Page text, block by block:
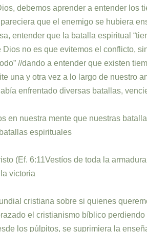
debemos aprender a entender
que el enemigo se hubiera
entender que la batalla espiritual
no es que evitemos el conflicto,
//dando a entender que existen
una y otra vez a lo largo de nuestro
enfrentado diversas batallas,
en nuestra mente que nuestras
espirituales
(Ef. 6:11Vestíos de toda la
victoria
cristiana sobre si quienes
el cristianismo bíblico
los púlpitos, se suprimiera la